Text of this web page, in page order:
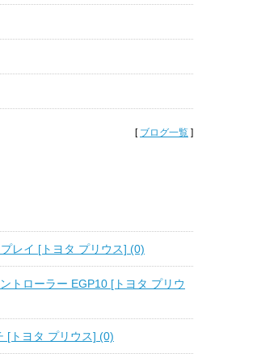
[ ブログ一覧 ]
レイ [トヨタ プリウス] (0)
トローラー EGP10 [トヨタ プリウ
[トヨタ プリウス] (0)